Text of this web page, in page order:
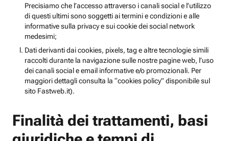
Precisiamo che l’accesso attraverso i canali social e l’utilizzo
di questi ultimi sono soggetti ai termini e condizioni e alle
informative sulla privacy e sui cookie dei social network
medesimi;
Dati derivanti dai cookies, pixels, tag e altre tecnologie simili
raccolti durante la navigazione sulle nostre pagine web, l’uso
dei canali social e email informative e/o promozionali. Per
maggiori dettagli consulta la “cookies policy” disponibile sul
sito Fastweb.it).
Finalità dei trattamenti, basi